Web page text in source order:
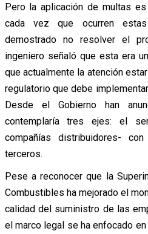
Pero la aplicación de multas
cada vez que ocurren
demostrado no resolver el
ingeniero señaló que esta era
que actualmente la atención
regulatorio que debe
Desde el Gobierno han
contemplaría tres ejes: el
compañías distribuidores-
terceros.
Pese a reconocer que la
Combustibles ha mejorado el
calidad del suministro de las
el marco legal se ha enfocado